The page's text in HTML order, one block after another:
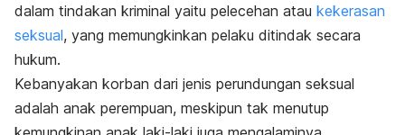
dalam tindakan kriminal yaitu pelecehan atau kekerasan
seksual, yang memungkinkan pelaku ditindak secara
hukum.
Kebanyakan korban dari jenis perundungan seksual
adalah anak perempuan, meskipun tak menutup